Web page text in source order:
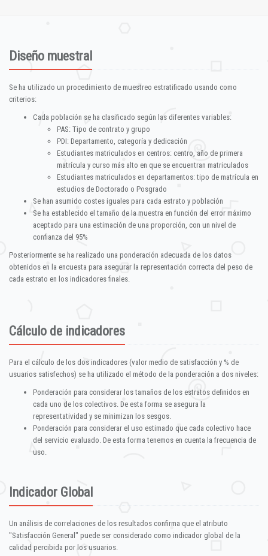
Diseño muestral
Se ha utilizado un procedimiento de muestreo estratificado usando como
criterios:
Cada población se ha clasificado según las diferentes variables:
PAS: Tipo de contrato y grupo
PDI: Departamento, categoría y dedicación
Estudiantes matriculados en centros: centro, año de primera
matrícula y curso más alto en que se encuentran matriculados
Estudiantes matriculados en departamentos: tipo de matrícula en
estudios de Doctorado o Posgrado
Se han asumido costes iguales para cada estrato y población
Se ha establecido el tamaño de la muestra en función del error máximo
aceptado para una estimación de una proporción, con un nivel de
confianza del 95%
Posteriormente se ha realizado una ponderación adecuada de los datos
obtenidos en la encuesta para asegurar la representación correcta del peso de
cada estrato en los indicadores finales.
Cálculo de indicadores
Para el cálculo de los dos indicadores (valor medio de satisfacción y % de
usuarios satisfechos) se ha utilizado el método de la ponderación a dos niveles:
Ponderación para considerar los tamaños de los estratos definidos en
cada uno de los colectivos. De esta forma se asegura la
representatividad y se minimizan los sesgos.
Ponderación para considerar el uso estimado que cada colectivo hace
del servicio evaluado. De esta forma tenemos en cuenta la frecuencia de
uso.
Indicador Global
Un análisis de correlaciones de los resultados confirma que el atributo
"Satisfacción General" puede ser considerado como indicador global de la
calidad percibida por los usuarios.